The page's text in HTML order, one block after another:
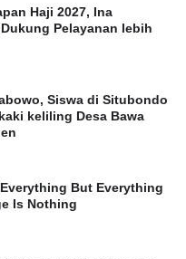
Haji 2027, Ina
Pelayanan lebih
Siswa di Situbondo
keliling Desa Bawa
But Everything
Is Nothing